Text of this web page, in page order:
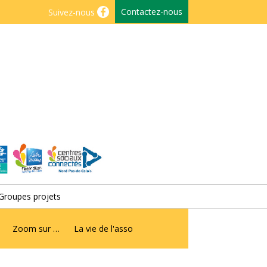
Suivez-nous Contactez-nous
projets
Zoom sur … La vie de l'asso